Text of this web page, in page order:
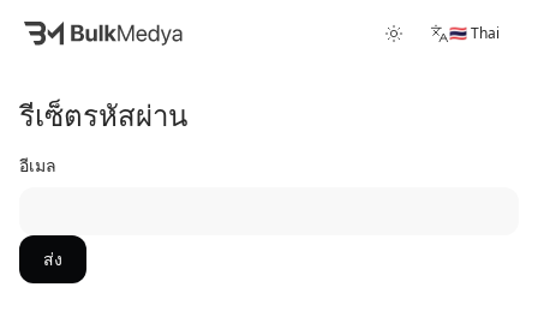
🇹🇭 Thai
รีเซ็ตรหัสผ่าน
อีเมล
ส่ง